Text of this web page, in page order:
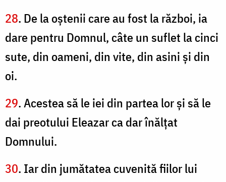
28. De la oştenii care au fost la război, ia
dare pentru Domnul, câte un suflet la cinci
sute, din oameni, din vite, din asini şi din
oi.
29. Acestea să le iei din partea lor şi să le
dai preotului Eleazar ca dar înălţat
Domnului.
30. Iar din jumătatea cuvenită fiilor lui